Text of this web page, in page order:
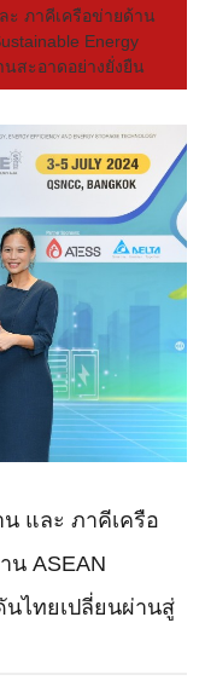
ะ ภาคีเครือข่ายด้าน
Energy
สะอาดอย่างยั่งยืน
และ ภาคีเครือ
น ASEAN
นไทยเปลี่ยนผ่านสู่